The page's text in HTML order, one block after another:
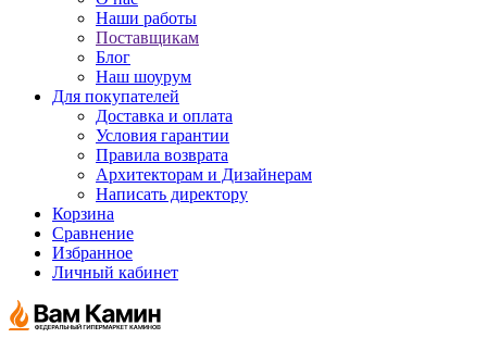
Наши работы
Поставщикам
Блог
Наш шоурум
Для покупателей
Доставка и оплата
Условия гарантии
Правила возврата
Архитекторам и Дизайнерам
Написать директору
Корзина
Сравнение
Избранное
Личный кабинет